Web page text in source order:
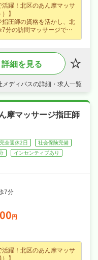
活躍！北区のあん摩マッサ
】
指圧師の資格を活かし、北
分の訪問マッサージで在
で時給1,500円、ライフ
理なく働けます♪
リよく働け、ワークライフ
い、安心して長く働ける環
詳細を見る
メディパスの詳細・求人一覧
摩マッサージ指圧師
完全週休2日
社会保険完備
インセンティブあり
7分
円
活躍！北区のあん摩マッサ
】